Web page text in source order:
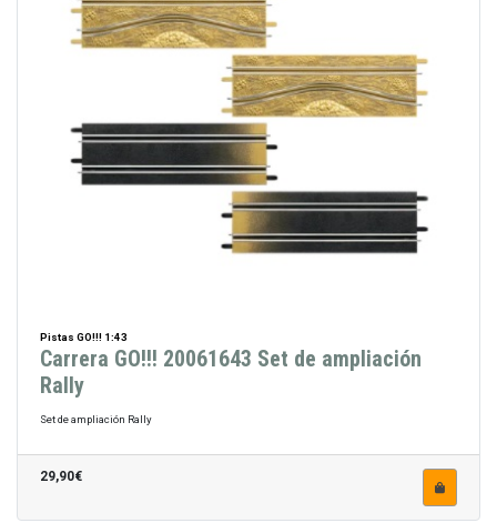
Pistas GO!!! 1:43
Carrera GO!!! 20061643 Set de ampliación
Rally
Set de ampliación Rally
29,90€